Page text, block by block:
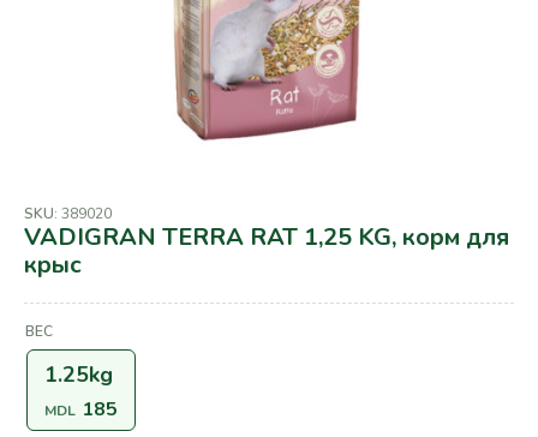
SKU: 389020
VADIGRAN TERRA RAT 1,25 KG, корм для
крыс
ВЕС
1.25kg
MDL 185